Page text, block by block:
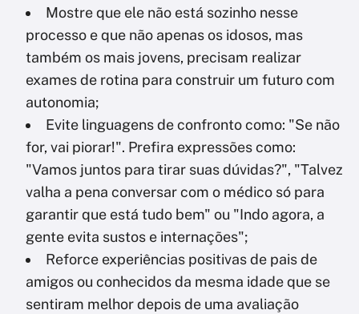
⁠Mostre que ele não está sozinho nesse
processo e que não apenas os idosos, mas
também os mais jovens, precisam realizar
exames de rotina para construir um futuro com
autonomia;
Evite linguagens de confronto como: "Se não
for, vai piorar!". Prefira expressões como:
"Vamos juntos para tirar suas dúvidas?", "Talvez
valha a pena conversar com o médico só para
garantir que está tudo bem" ou "Indo agora, a
gente evita sustos e internações";
Reforce experiências positivas de pais de
amigos ou conhecidos da mesma idade que se
sentiram melhor depois de uma avaliação